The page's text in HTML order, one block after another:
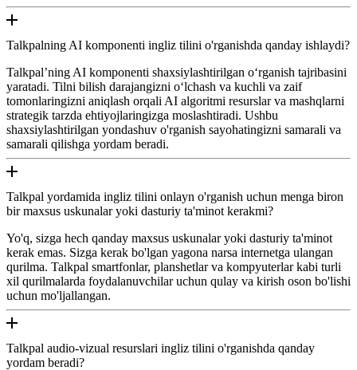
Talkpalning AI komponenti ingliz tilini o'rganishda qanday ishlaydi?
Talkpal’ning AI komponenti shaxsiylashtirilgan o‘rganish tajribasini
yaratadi. Tilni bilish darajangizni oʻlchash va kuchli va zaif
tomonlaringizni aniqlash orqali AI algoritmi resurslar va mashqlarni
strategik tarzda ehtiyojlaringizga moslashtiradi. Ushbu
shaxsiylashtirilgan yondashuv o'rganish sayohatingizni samarali va
samarali qilishga yordam beradi.
Talkpal yordamida ingliz tilini onlayn o'rganish uchun menga biron
bir maxsus uskunalar yoki dasturiy ta'minot kerakmi?
Yo'q, sizga hech qanday maxsus uskunalar yoki dasturiy ta'minot
kerak emas. Sizga kerak bo'lgan yagona narsa internetga ulangan
qurilma. Talkpal smartfonlar, planshetlar va kompyuterlar kabi turli
xil qurilmalarda foydalanuvchilar uchun qulay va kirish oson bo'lishi
uchun mo'ljallangan.
Talkpal audio-vizual resurslari ingliz tilini o'rganishda qanday
yordam beradi?